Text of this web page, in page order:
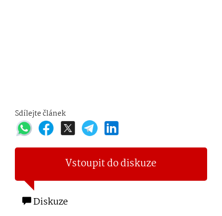
Sdílejte článek
Vstoupit do diskuze
Diskuze